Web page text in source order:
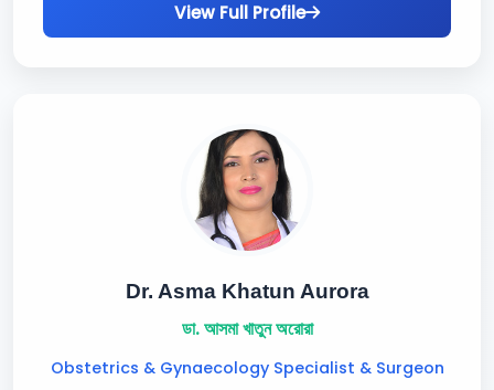
View Full Profile
Dr. Asma Khatun Aurora
ডা. আসমা খাতুন অরোরা
Obstetrics & Gynaecology Specialist & Surgeon